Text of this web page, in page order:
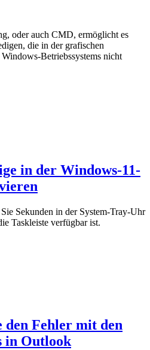
oder auch CMD, ermöglicht es
die in der grafischen
Betriebssystems nicht
in der Windows-11-
Sekunden in der System-Tray-Uhr
Taskleiste verfügbar ist.
den Fehler mit den
in Outlook